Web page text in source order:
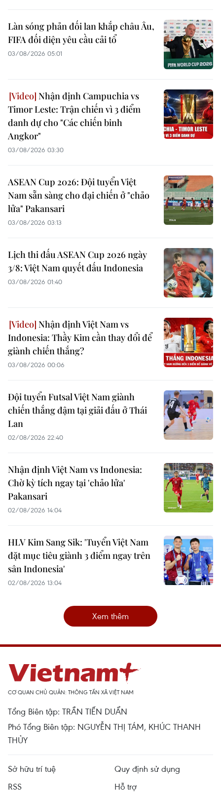
Làn sóng phản đối lan khắp châu Âu,
FIFA đối diện yêu cầu cải tổ
03/08/2026 05:01
Nhận định Campuchia vs
Timor Leste: Trận chiến vì 3 điểm
danh dự cho "Các chiến binh
Angkor"
03/08/2026 03:30
ASEAN Cup 2026: Đội tuyển Việt
Nam sẵn sàng cho đại chiến ở "chảo
lửa" Pakansari
03/08/2026 03:13
Lịch thi đấu ASEAN Cup 2026 ngày
3/8: Việt Nam quyết đấu Indonesia
03/08/2026 01:40
Nhận định Việt Nam vs
Indonesia: Thầy Kim cần thay đổi để
giành chiến thắng?
03/08/2026 00:06
Đội tuyển Futsal Việt Nam giành
chiến thắng đậm tại giải đấu ở Thái
Lan
02/08/2026 22:40
Nhận định Việt Nam vs Indonesia:
Chờ kỳ tích ngay tại 'chảo lửa'
Pakansari
02/08/2026 14:04
HLV Kim Sang Sik: 'Tuyển Việt Nam
đặt mục tiêu giành 3 điểm ngay trên
sân Indonesia'
02/08/2026 13:04
Xem thêm
CƠ QUAN CHỦ QUẢN: THÔNG TẤN XÃ VIỆT NAM
Tổng Biên tập: TRẦN TIẾN DUẨN
Phó Tổng Biên tập: NGUYỄN THỊ TÁM, KHÚC THANH
THỦY
Sở hữu trí tuệ
Quy định sử dụng
RSS
Hỗ trợ